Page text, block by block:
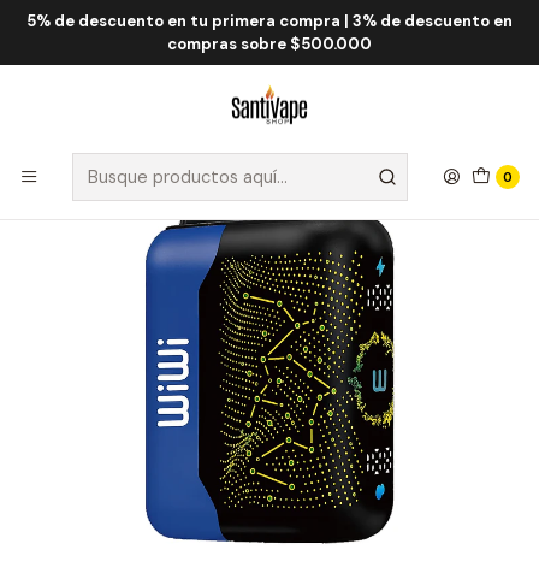
5% de descuento en tu primera compra | 3% de descuento en
compras sobre $500.000
0
Inicio WiWi WiWi Plus 32.000 Puff
WiWi Plus Exotic Breeze 32000 Puff